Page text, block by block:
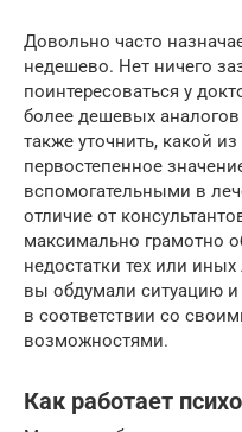
Довольно часто
недешево. Нет ничего
поинтересоваться у
более дешевых
также уточнить, какой
первостепенное
вспомогательными в
отличие от
максимально грамотно
недостатки тех или
вы обдумали ситуацию
в соответствии со
возможностями.
Как работает